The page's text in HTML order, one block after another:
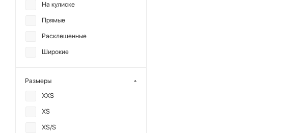
На кулиске
Прямые
Расклешенные
Широкие
Размеры
XXS
XS
XS/S